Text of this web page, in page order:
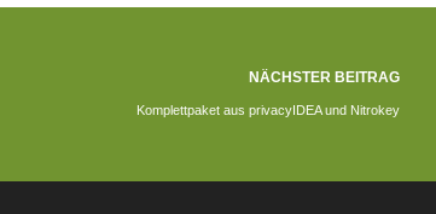
NÄCHSTER BEITRAG
Komplettpaket aus privacyIDEA und Nitrokey